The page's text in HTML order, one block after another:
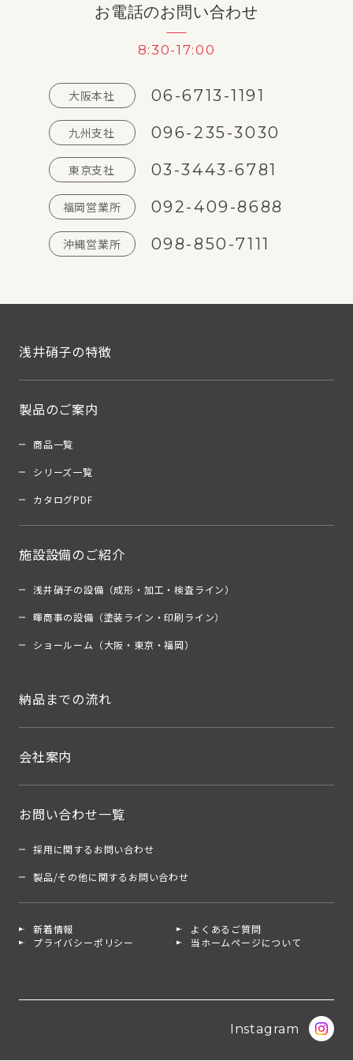
お電話のお問い合わせ
8:30-17:00
大阪本社 06-6713-1191
九州支社 096-235-3030
東京支社 03-3443-6781
福岡営業所 092-409-8688
沖縄営業所 098-850-7111
浅井硝子の特徴
製品のご案内
商品一覧
シリーズ一覧
カタログPDF
施設設備のご紹介
浅井硝子の設備（成形・加工・検査ライン）
暉商事の設備（塗装ライン・印刷ライン）
ショールーム（大阪・東京・福岡）
納品までの流れ
会社案内
お問い合わせ一覧
採用に関するお問い合わせ
製品/その他に関するお問い合わせ
新着情報
よくあるご質問
プライバシーポリシー
当ホームページについて
Instagram